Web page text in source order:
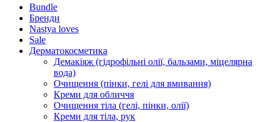
Bundle
Бренди
Nastya loves
Sale
Дерматокосметика
Демакіяж (гідрофільні олії, бальзами, міцелярна
вода)
Очищення (пінки, гелі для вмивання)
Креми для обличчя
Очищення тіла (гелі, пінки, олії)
Креми для тіла, рук